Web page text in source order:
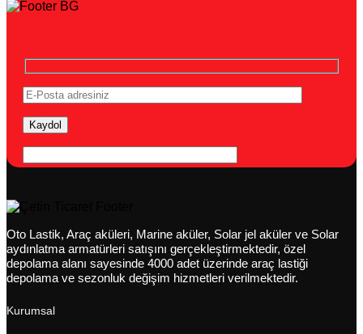
Oto Lastik, Araç aküleri, Marine aküler, Solar jel aküler ve Solar
aydınlatma armatürleri satışını gerçekleştirmektedir, özel
depolama alanı sayesinde 4000 adet üzerinde araç lastiği
depolama ve sezonluk değişim hizmetleri verilmektedir.
Kurumsal